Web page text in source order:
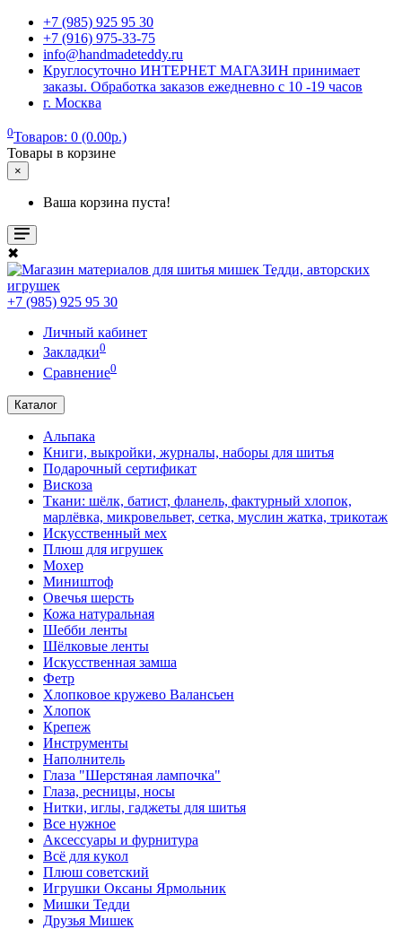
+7 (985) 925 95 30
+7 (916) 975-33-75
info@handmadeteddy.ru
Круглосуточно ИНТЕРНЕТ МАГАЗИН принимает
заказы. Обработка заказов ежедневно с 10 -19 часов
г. Москва
0Товаров: 0 (0.00р.)
Товары в корзине
×
Ваша корзина пуста!
✖
+7 (985) 925 95 30
Личный кабинет
Закладки0
Сравнение0
Каталог
Альпака
Книги, выкройки, журналы, наборы для шитья
Подарочный сертификат
Вискоза
Ткани: шёлк, батист, фланель, фактурный хлопок,
марлёвка, микровельвет, сетка, муслин жатка, трикотаж
Искусственный мех
Плюш для игрушек
Мохер
Миништоф
Овечья шерсть
Кожа натуральная
Шебби ленты
Шёлковые ленты
Искусственная замша
Фетр
Хлопковое кружево Валансьен
Хлопок
Крепеж
Инструменты
Наполнитель
Глаза "Шерстяная лампочка"
Глаза, ресницы, носы
Нитки, иглы, гаджеты для шитья
Все нужное
Аксессуары и фурнитура
Всё для кукол
Плюш советский
Игрушки Оксаны Ярмольник
Мишки Тедди
Друзья Мишек